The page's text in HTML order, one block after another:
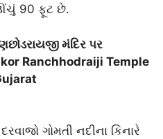
90 ફૂટ છે.
મંદિર પર
Ranchhodraiji Temple
ગોમતી નદીના કિનારે